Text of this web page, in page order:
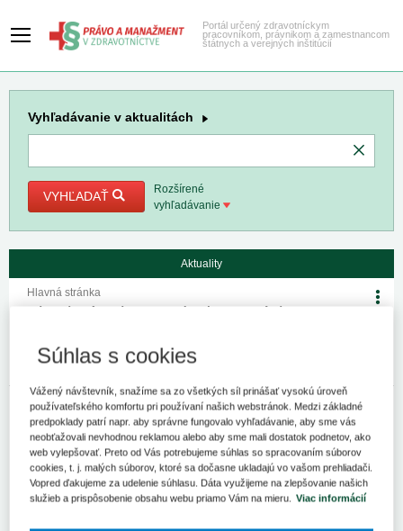
Portál určený zdravotníckym
pracovníkom, právnikom a zamestnancom
štátnych a verejných inštitúcií
Vyhľadávanie v aktualitách
VYHĽADAŤ
Rozšírené
vyhľadávanie
Aktuality
Hlavná stránka
Platobná schopnosť zdravotných
novela č. 8 metodického usmernenia č.
1/2018 k výkonu prehliadky mŕtveho tela
10. 5. 2022 Kategória:Spravodajstvo Autor/i: ÚDZS
Úrad pre dohľad nad zdravotnou starostlivosťou vydal dňa 10.
mája 2022
Vestník č. 5,
ktorý obsahuje platobnú schopnosť
zdravotných poisťovní za mesiac marec 2022, výsledky ich
hospodárenia k 31. marcu 2022 a novelu č. 8 metodického
Súhlas s cookies
Vážený návštevník, snažíme sa zo všetkých síl prinášať vysokú úroveň
používateľského komfortu pri používaní našich webstránok. Medzi základné
predpoklady patrí napr. aby správne fungovalo vyhľadávanie, aby sme vás
neobťažovali nevhodnou reklamou alebo aby sme mali dostatok podnetov, ako
web vylepšovať. Preto od Vás potrebujeme súhlas so spracovaním súborov
cookies, t. j. malých súborov, ktoré sa dočasne ukladajú vo vašom prehliadači.
Vopred ďakujeme za udelenie súhlasu. Dáta využijeme na zlepšovanie našich
služieb a prispôsobenie obsahu webu priamo Vám na mieru. Viac informácií